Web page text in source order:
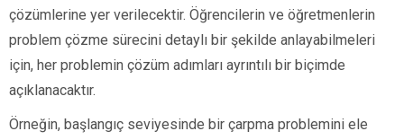
çözümlerine yer verilecektir. Öğrencilerin ve öğretmenlerin
problem çözme sürecini detaylı bir şekilde anlayabilmeleri
için, her problemin çözüm adımları ayrıntılı bir biçimde
açıklanacaktır.
Örneğin, başlangıç seviyesinde bir çarpma problemini ele